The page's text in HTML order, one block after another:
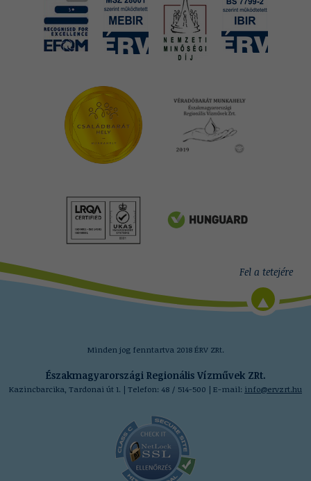
Minden jog fenntartva 2018 ÉRV ZRt.
Északmagyarországi Regionális Vízművek ZRt.
Kazincbarcika, Tardonai út 1. | Telefon: 48 / 514-500 | E-mail: info@ervzrt.hu